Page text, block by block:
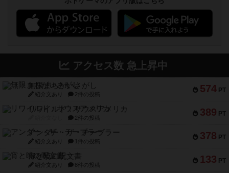
アクセス数 急上昇中
574 PT
無限まちがいさがし
紹介文あり 2件の投稿
389 PT
リワイルド：サウスアメリカ
2件の投稿
378 PT
アンダー・ザ・テーブラー
紹介文あり 1件の投稿
133 PT
宵と暁の呪文書
紹介文あり 8件の投稿